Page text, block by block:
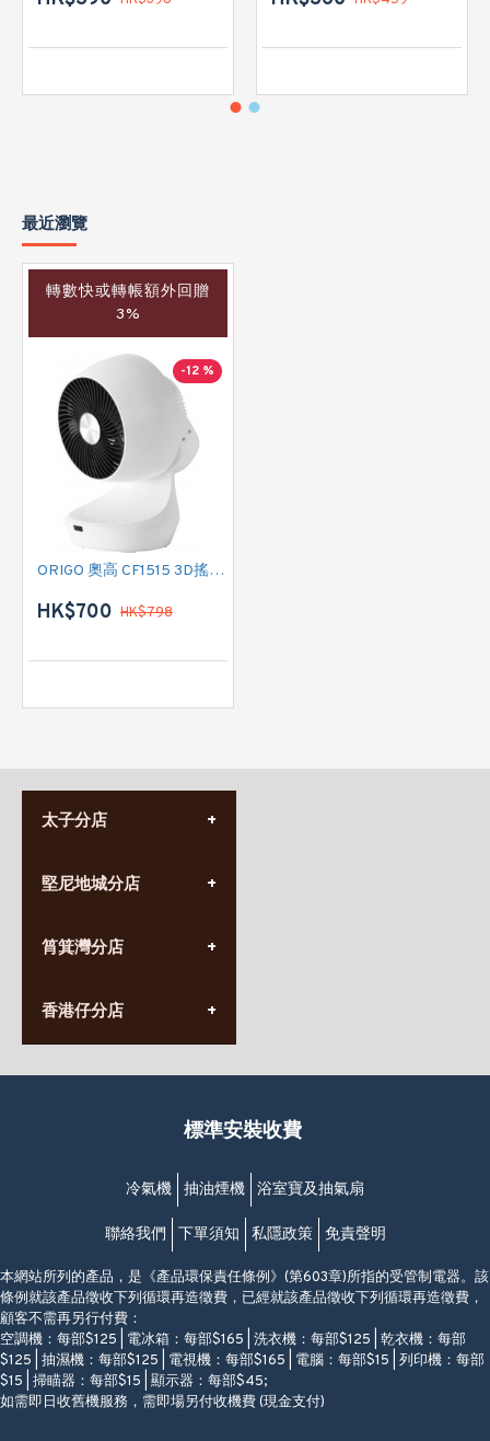
最近瀏覽
轉數快或轉帳額外回贈
3%
-12 %
ORIGO 奧高 CF1515 3D搖擺對流扇
HK$700 HK$798
太子分店
營業時間:
九龍太子太子道西141號
堅尼地城分店
營業時間:
香港堅尼地城卑路乍街
(堅尼地城地鐵站B出口)
筲箕灣分店
營業時間:
(10:00am-20:30pm)
香港仔分店
營業時間:
香港香港仔成都道20-28號
(黃竹坑地鐵站轉4M專線小巴)
標準安裝收費
冷氣機 抽油煙機 浴室寶及抽氣扇
聯絡我們 下單須知 私隱政策 免責聲明
本網站所列的產品，是《產品環保責任條例》(第603章)所指的受管制電器。該
條例就該產品徵收下列循環再造徵費，已經就該產品徵收下列循環再造徵費，
顧客不需再另行付費：
空調機：每部$125 | 電冰箱：每部$165 | 洗衣機：每部$125 | 乾衣機：每部
$125 | 抽濕機：每部$125 | 電視機：每部$165 | 電腦：每部$15 | 列印機：每部
$15 | 掃瞄器：每部$15 | 顯示器：每部$45;
如需即日收舊機服務，需即場另付收機費 (現金支付)